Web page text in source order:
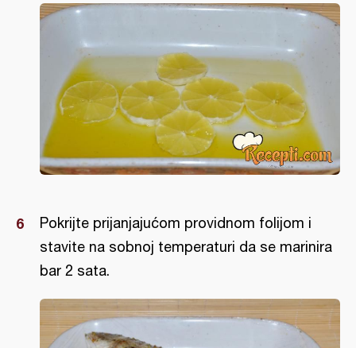
Pokrijte prijanjajućom providnom folijom i
stavite na sobnoj temperaturi da se marinira
bar 2 sata.